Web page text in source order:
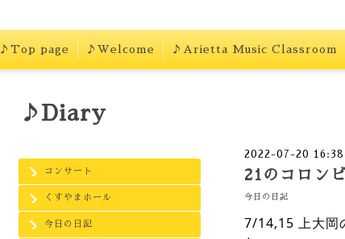
♪Top page ♪Welcome ♪Arietta Music Classroom
コンサート
くすやまホール
今日の日記
♪Diary
2022-07-20
21のコロン
今日の日記
7/14,15 上大岡